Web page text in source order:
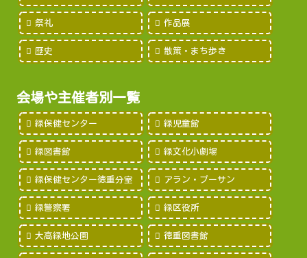
祭礼 作品展
歴史 散策・まち歩き
会場や主催者別一覧
緑保健センター 緑児童館
緑図書館 緑文化小劇場
緑保健センター徳重分室 アラン・プーサン
緑警察署 緑区役所
大高緑地公園 徳重図書館